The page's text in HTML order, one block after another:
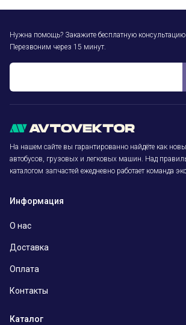
Нужна помощь? Закажите бесплатную
Перезвоним через 15 минут.
На нашем сайте вы гарантированно найдёте как
автобусов, грузовых и легковых машин. Над
каталогом запчастей ежедневно работает команда
Информация
О нас
Доставка
Оплата
Контакты
Каталог